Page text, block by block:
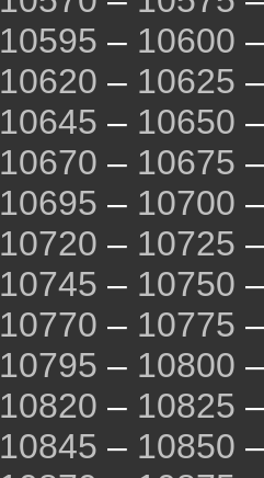
10595 – 10600
10620 – 10625
10645 – 10650
10670 – 10675
10695 – 10700
10720 – 10725
10745 – 10750
10770 – 10775
10795 – 10800
10820 – 10825
10845 – 10850